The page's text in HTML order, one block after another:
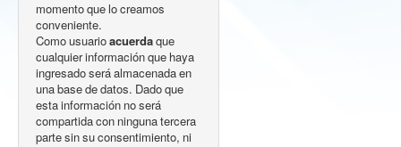
momento que lo creamos
conveniente.
Como usuario acuerda que
cualquier información que haya
ingresado será almacenada en
una base de datos. Dado que
esta información no será
compartida con ninguna tercera
parte sin su consentimiento, ni